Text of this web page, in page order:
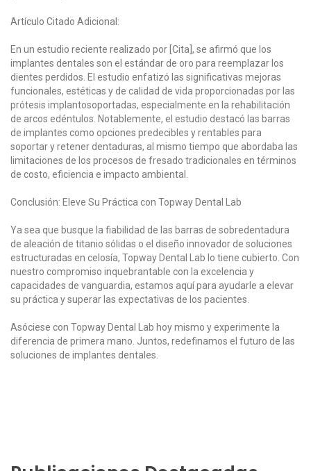
Artículo Citado Adicional:
En un estudio reciente realizado por [Cita], se afirmó que los
implantes dentales son el estándar de oro para reemplazar los
dientes perdidos. El estudio enfatizó las significativas mejoras
funcionales, estéticas y de calidad de vida proporcionadas por las
prótesis implantosoportadas, especialmente en la rehabilitación
de arcos edéntulos. Notablemente, el estudio destacó las barras
de implantes como opciones predecibles y rentables para
soportar y retener dentaduras, al mismo tiempo que abordaba las
limitaciones de los procesos de fresado tradicionales en términos
de costo, eficiencia e impacto ambiental.
Conclusión: Eleve Su Práctica con Topway Dental Lab
Ya sea que busque la fiabilidad de las barras de sobredentadura
de aleación de titanio sólidas o el diseño innovador de soluciones
estructuradas en celosía, Topway Dental Lab lo tiene cubierto. Con
nuestro compromiso inquebrantable con la excelencia y
capacidades de vanguardia, estamos aquí para ayudarle a elevar
su práctica y superar las expectativas de los pacientes.
Asóciese con Topway Dental Lab hoy mismo y experimente la
diferencia de primera mano. Juntos, redefinamos el futuro de las
soluciones de implantes dentales.